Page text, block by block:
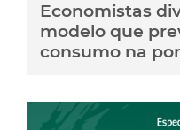
Economistas
modelo que
consumo na